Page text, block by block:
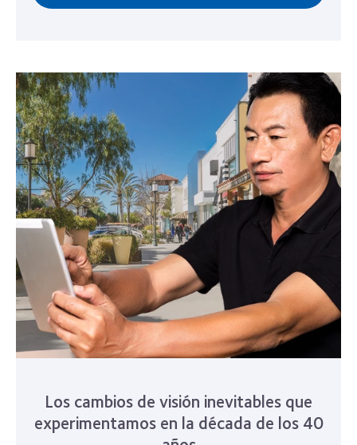
Los cambios de visión inevitables que
experimentamos en la década de los 40